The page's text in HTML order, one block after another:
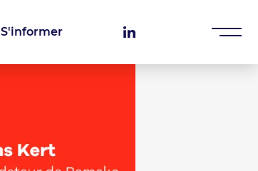
S'informer